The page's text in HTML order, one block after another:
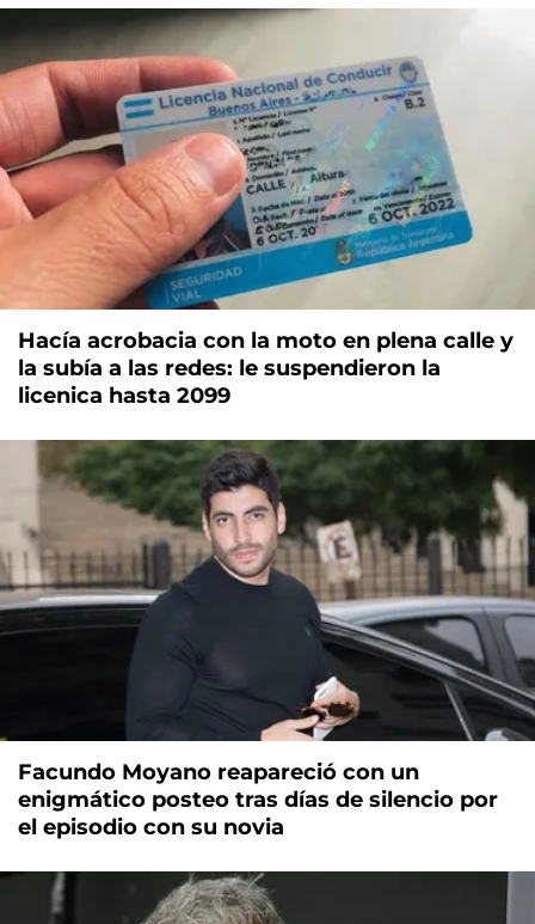
Hacía acrobacia con la moto en plena calle y
la subía a las redes: le suspendieron la
licenica hasta 2099
Facundo Moyano reapareció con un
enigmático posteo tras días de silencio por
el episodio con su novia